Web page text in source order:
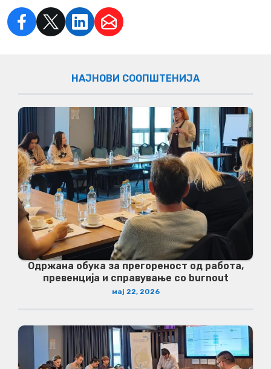
НАЈНОВИ СООПШТЕНИЈА
Одржана обука за прегореност од работа,
превенција и справување со burnout
мај 22, 2026